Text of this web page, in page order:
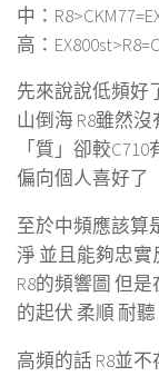
中：
高：
先來說說低頻好
山倒海 R8雖然
「質」卻較
偏向個人喜好了
至於中頻應該算
淨 並且能夠忠
R8的頻響圖 但
的起伏 柔順 耐
高頻的話 R8並